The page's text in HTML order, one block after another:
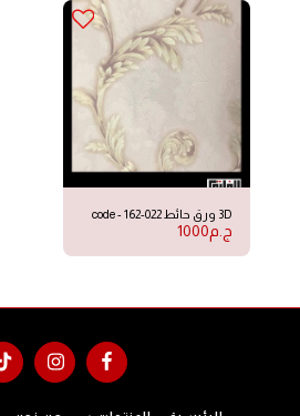
3D ورق حائط code - 162-022
ج.م1000